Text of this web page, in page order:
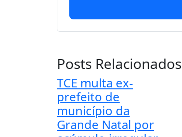
Posts Relacionados
TCE multa ex-
prefeito de
município da
Grande Natal por